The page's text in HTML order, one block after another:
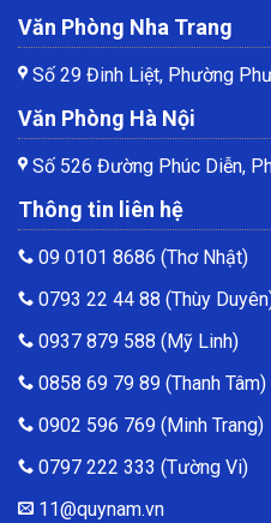
Văn Phòng Nha Trang
Số 29 Đinh Liệt, Phường
Văn Phòng Hà Nội
Số 526 Đường Phúc Diễn,
Thông tin liên hệ
09 0101 8686 (Thơ Nhật)
0793 22 44 88 (Thùy
0937 879 588 (Mỹ Linh)
0858 69 79 89 (Thanh Tâm)
0902 596 769 (Minh Trang)
0797 222 333 (Tường Vi)
11@quynam.vn